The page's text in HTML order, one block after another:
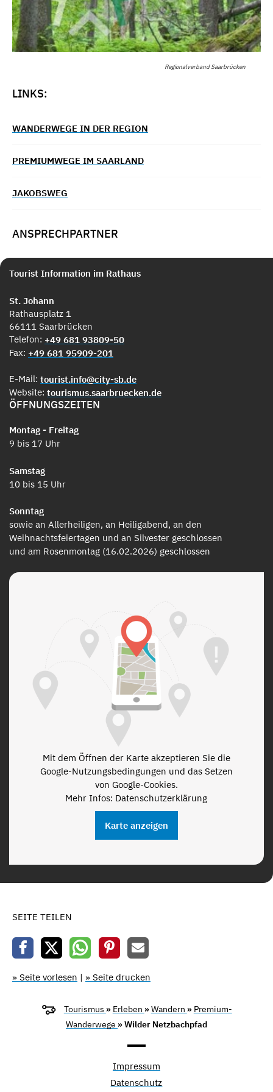
Regionalverband Saarbrücken
LINKS:
WANDERWEGE IN DER REGION
PREMIUMWEGE IM SAARLAND
JAKOBSWEG
ANSPRECHPARTNER
Tourist Information im Rathaus
St. Johann
Rathausplatz 1
66111 Saarbrücken
Telefon: +49 681 93809-50
Fax: +49 681 95909-201
E-Mail: tourist.info@city-sb.de
Website: tourismus.saarbruecken.de
ÖFFNUNGSZEITEN
Montag - Freitag
9 bis 17 Uhr
Samstag
10 bis 15 Uhr
Sonntag
sowie an Allerheiligen, an Heiligabend, an den
Weihnachtsfeiertagen und an Silvester geschlossen
und am Rosenmontag (16.02.2026) geschlossen
Mit dem Öffnen der Karte akzeptieren Sie die
Google-Nutzungsbedingungen und das Setzen
von Google-Cookies.
Mehr Infos: Datenschutzerklärung
Karte anzeigen
SEITE TEILEN
» Seite vorlesen | » Seite drucken
Tourismus » Erleben »Wandern » Premium-
Wanderwege » Wilder Netzbachpfad
Impressum
Datenschutz